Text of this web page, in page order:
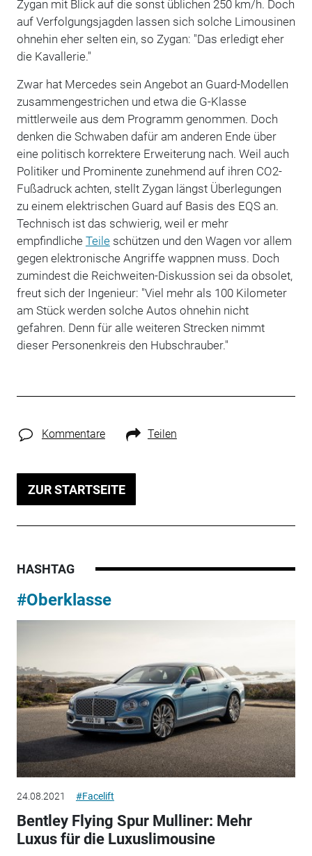
Zygan mit Blick auf die sonst üblichen 250 km/h. Doch
auf Verfolgungsjagden lassen sich solche Limousinen
ohnehin eher selten ein, so Zygan: "Das erledigt eher
die Kavallerie."
Zwar hat Mercedes sein Angebot an Guard-Modellen
zusammengestrichen und etwa die G-Klasse
mittlerweile aus dem Programm genommen. Doch
denken die Schwaben dafür am anderen Ende über
eine politisch korrektere Erweiterung nach. Weil auch
Politiker und Prominente zunehmend auf ihren CO2-
Fußadruck achten, stellt Zygan längst Überlegungen
zu einem elektrischen Guard auf Basis des EQS an.
Technisch ist das schwierig, weil er mehr
empfindliche Teileschützen und den Wagen vor allem
gegen elektronische Angriffe wappnen muss. Doch
zumindest die Reichweiten-Diskussion sei da obsolet,
freut sich der Ingenieur: "Viel mehr als 100 Kilometer
am Stück werden solche Autos ohnehin nicht
gefahren. Denn für alle weiteren Strecken nimmt
dieser Personenkreis den Hubschrauber."
Kommentare Teilen
ZUR STARTSEITE
HASHTAG
#Oberklasse
24.08.2021 #Facelift
Bentley Flying Spur Mulliner: Mehr
Luxus für die Luxuslimousine